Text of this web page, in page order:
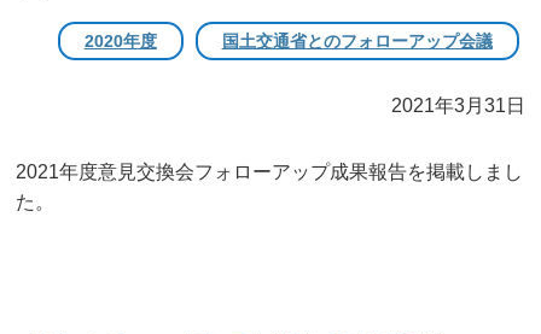
2020年度 国土交通省とのフォローアップ会議
2021年3月31日
2021年度意見交換会フォローアップ成果報告を掲載しまし
た。